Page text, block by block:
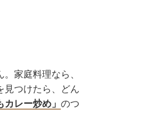
家庭料理なら、
見つけたら、どん
カレー炒め」 のつ